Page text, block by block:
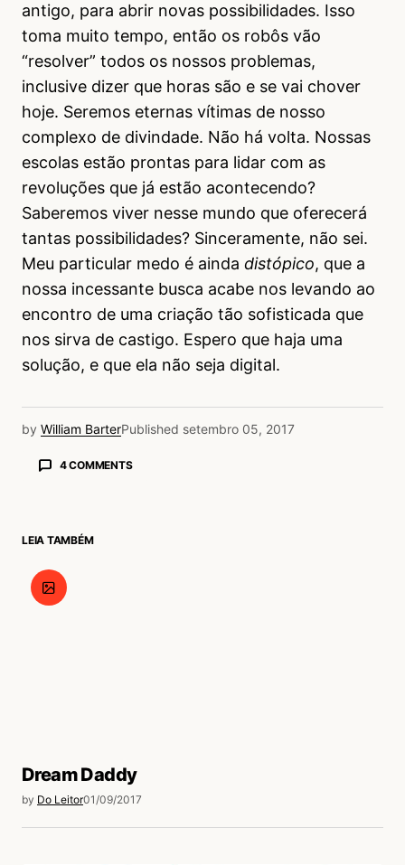
antigo, para abrir novas possibilidades. Isso
toma muito tempo, então os robôs vão
“resolver” todos os nossos problemas,
inclusive dizer que horas são e se vai chover
hoje. Seremos eternas vítimas de nosso
complexo de divindade. Não há volta. Nossas
escolas estão prontas para lidar com as
revoluções que já estão acontecendo?
Saberemos viver nesse mundo que oferecerá
tantas possibilidades? Sinceramente, não sei.
Meu particular medo é ainda distópico, que a
nossa incessante busca acabe nos levando ao
encontro de uma criação tão sofisticada que
nos sirva de castigo. Espero que haja uma
solução, e que ela não seja digital.
by William BarterPublished setembro 05, 2017
4 COMMENTS
Compartilho,amigo,desse sentimento,dessa
,infelizmente,pressinto uma senda que dividirá
o planeta.
devemos exigir que possamos prever todas
as consequências de nossas criações, sejam
LEIA TAMBÉM
Dream Daddy
by Do Leitor01/09/2017